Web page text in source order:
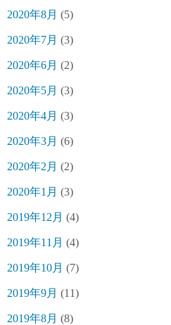
2020年8月 (5)
2020年7月 (3)
2020年6月 (2)
2020年5月 (3)
2020年4月 (3)
2020年3月 (6)
2020年2月 (2)
2020年1月 (3)
2019年12月 (4)
2019年11月 (4)
2019年10月 (7)
2019年9月 (11)
2019年8月 (8)